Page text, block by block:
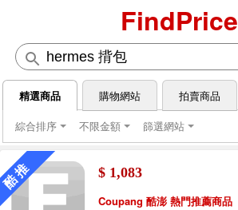
FindPrice
精選商品 購物網站
拍賣商品
綜合排序
不限金額 篩選網站
推 $ 1,083
Coupang 酷澎 熱門推薦商品